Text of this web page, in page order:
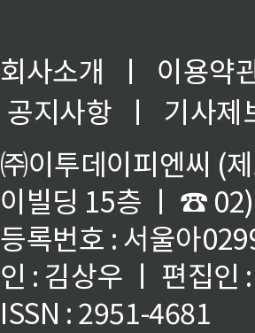
회사소개 ㅣ
이용약
공지사항
ㅣ
기사제
㈜이투데이피엔씨 (
이빌딩 15층 ㅣ ☎
등록번호 : 서울아
인 : 김상우 ㅣ 편집인
ISSN : 2951-4681